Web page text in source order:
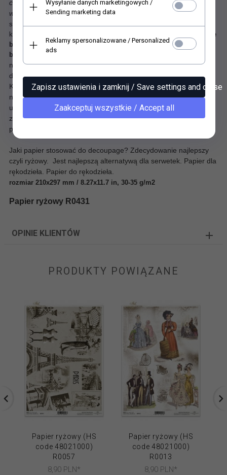
czemu przedmioty zdobione tą techniką zyskują oryginalny
wygląd i strukturę. Nasza 'ryżówka' przykleja się bez żadnych
szczególnych zaleceń co do techniki klejenia, każdym
klejem
Sprawdzona, odpowiednia technika nadruku powoduje, że
barwy pozostają czyste, nie zmywają się pod wpływem kleju i nie
blakną.
Papier świetnie się przykleja i daje się delikatnie
naddawać na obłych przedmiotach. Umożliwia uzyskanie
doskonałych rezultatów w sztuce decoupage i nie tylko.
Każdy element grafiki należy wyrwać z arkusza, a nie wycinać
nożyczkami. Nieregularny brzeg papieru ryżowego bardzo łatwo
ukryć na powierzchni ozdabianego przedmiotu. Końcową pracę
zabezpiecza się kilkoma warstwami lakieru. Rezultat jest po
prostu spektakularny.
Jaki papier stosować do decoupage? Zdecydowanie najlepszy
czyli ryżowy. Jest najlepszą alternatywą dla serwetek. Papier dla
rękodzieła. Papier do rękodzieła.
rozmiar 210x297 mm / 8.27x11.7 in, 30-35 g/m2
Papier ryżowy R0431
OPINIE KLIENTÓW
PRODUKTY POWIĄZANE
Papier ryżowy (HS
code 48021000)
R0057
8,90 PLN*
Papier ryżowy (HS
code 48021000)
R0013
8,90 PLN*
Wysyłanie danych marketingowych /
Sending marketing data
Reklamy spersonalizowane / Personalized
ads
Zapisz ustawienia i zamknij / Save settings and close
Zaakceptuj wszystkie / Accept all